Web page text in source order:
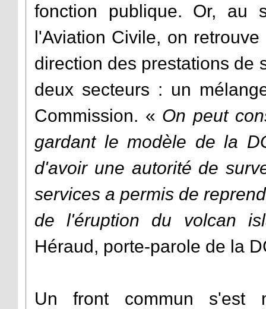
fonction publique. Or, au
l'Aviation Civile, on
direction des prestations de
deux secteurs : un
Commission. « On peut
gardant le modèle de la
d'avoir une autorité de
services a permis de
de l'éruption du volcan
Héraud, porte-parole de la
Un front commun s'est